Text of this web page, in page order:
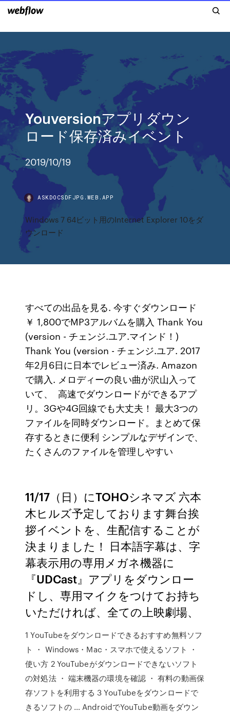
Youversionアプリダウン
ロード保存済みイベント
2019/10/19
ASKDOCSDFJPG.WEB.APP
Windows 7 64ビット用のInternet Explorer 10をダ
ウンロード
すべての出品を見る. 今すぐダウンロード
￥ 1,800でMP3アルバムを購入 Thank You
(version - チェンジ.ユア.マインド！)
Thank You (version - チェンジ.ユア. 2017
年2月6日に日本でレビュー済み. Amazon
で購入. メロディーの良い曲が沢山入って
いて、 高速でダウンロードができるアプ
リ。3Gや4G回線でも大丈夫！ 最大3つの
ファイルを同時ダウンロード。まとめて保
存するときに便利 シンプルなデザインで、
たくさんのファイルを管理しやすい
11/17（日）にTOHOシネマズ 六本
木ヒルズ予定しております舞台挨
拶イベントを、生配信することが
決まりました！ 日本語字幕は、字
幕表示用の専用メガネ機器に
『UDCast』アプリをダウンロー
ドし、専用マイクをつけてお持ち
いただければ、全ての上映劇場、
1 YouTubeをダウンロードできるおすすめ無料ソフ
ト ・ Windows・Mac・スマホで使えるソフト ・
使い方 2 YouTubeがダウンロードできないソフト
の対処法 ・ 端末機器の環境を確認 ・ 有料の動画保
存ソフトを利用する 3 YouTubeをダウンロードで
きるソフトの … AndroidでYouTube動画をダウン